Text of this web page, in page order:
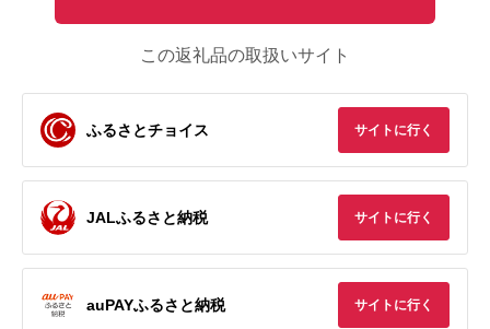
この返礼品の取扱いサイト
ふるさとチョイス サイトに行く
JALふるさと納税 サイトに行く
auPAYふるさと納税 サイトに行く